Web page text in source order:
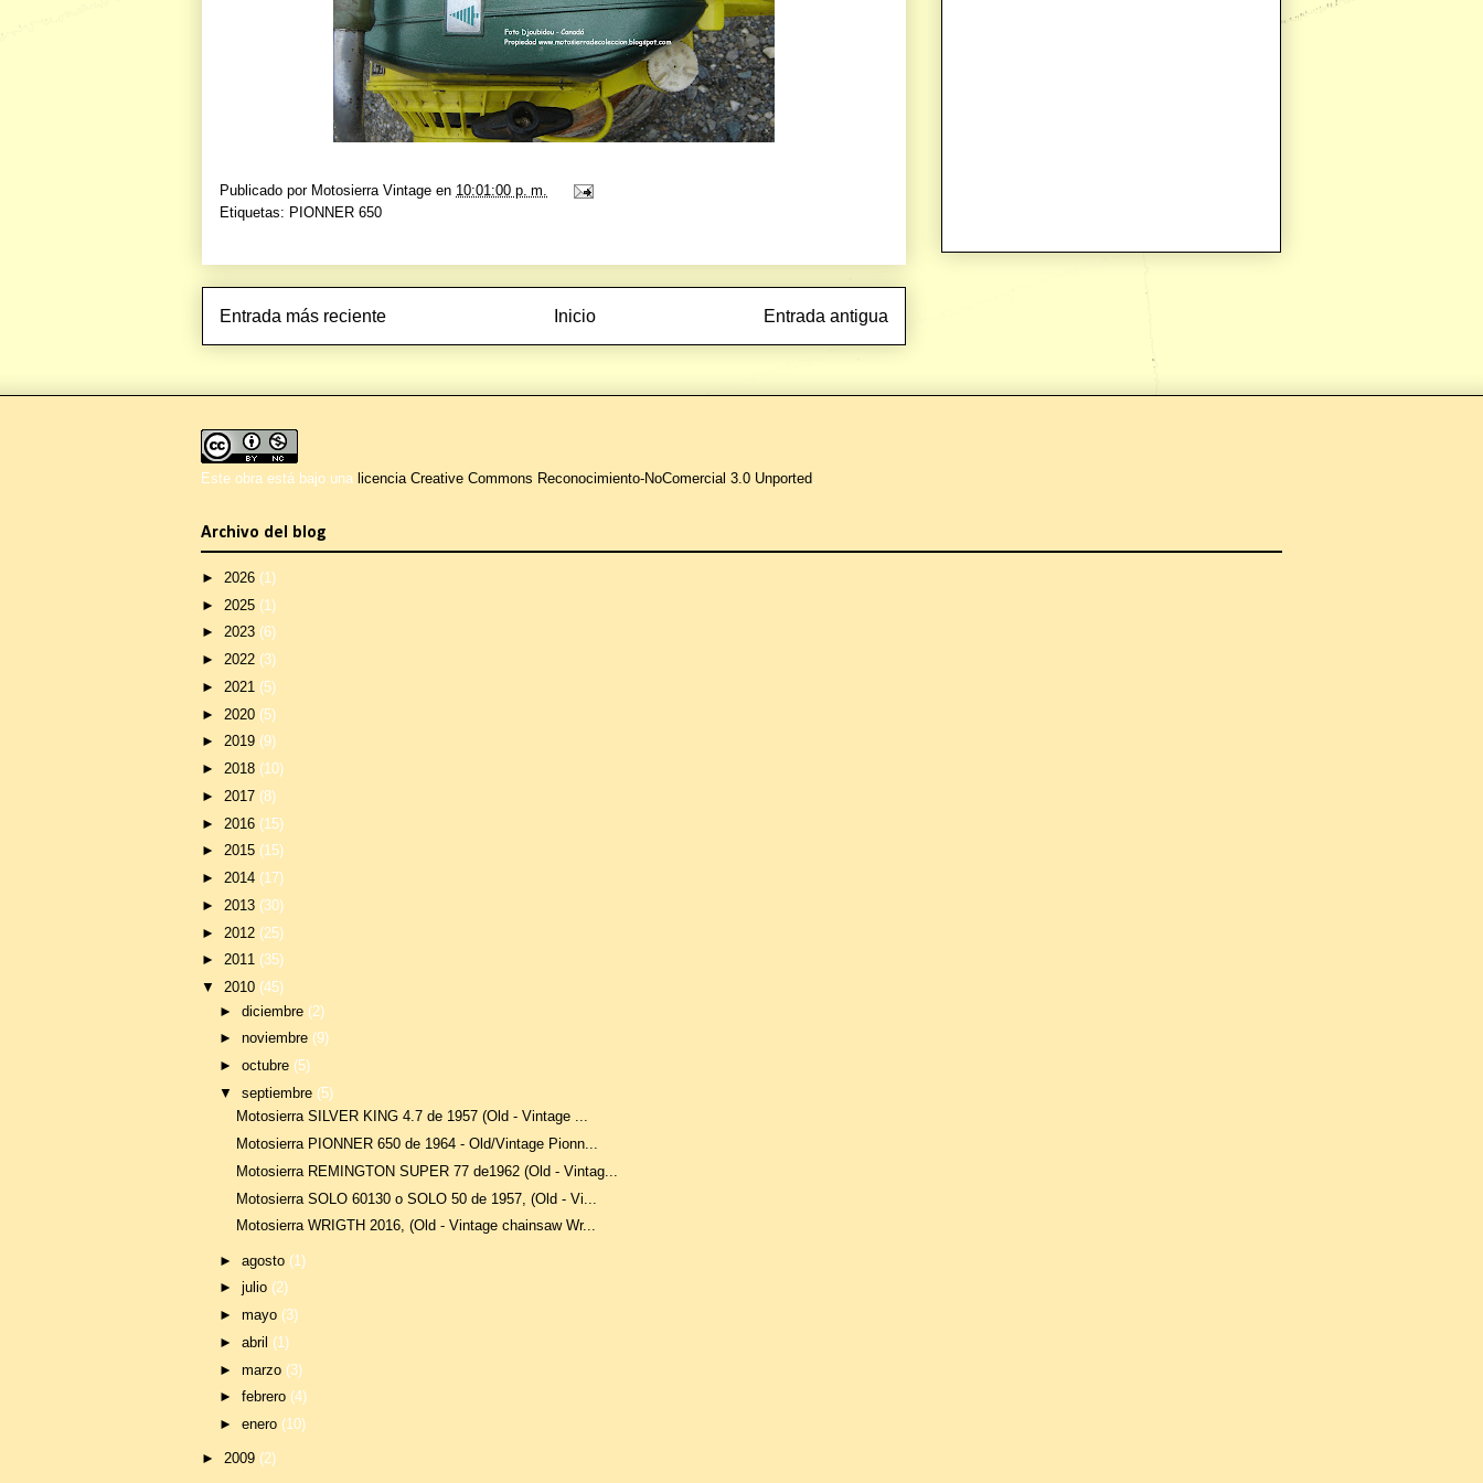
Publicado por Motosierra Vintage en 10:01:00 p. m.
Etiquetas: PIONNER 650
Entrada más reciente Entrada antigua
Inicio
Este obra está bajo una licencia Creative Commons Reconocimiento-NoComercial 3.0 Unported.
Archivo del blog
► 2026 (1)
► 2025 (1)
► 2023 (6)
► 2022 (3)
► 2021 (5)
► 2020 (5)
► 2019 (9)
► 2018 (10)
► 2017 (8)
► 2016 (15)
► 2015 (15)
► 2014 (17)
► 2013 (30)
► 2012 (25)
► 2011 (35)
▼ 2010 (45)
► diciembre (2)
► noviembre (9)
► octubre (5)
▼ septiembre (5)
Motosierra SILVER KING 4.7 de 1957 (Old - Vintage ...
Motosierra PIONNER 650 de 1964 - Old/Vintage Pionn...
Motosierra REMINGTON SUPER 77 de1962 (Old - Vintag...
Motosierra SOLO 60130 o SOLO 50 de 1957, (Old - Vi...
Motosierra WRIGTH 2016, (Old - Vintage chainsaw Wr...
► agosto (1)
► julio (2)
► mayo (3)
► abril (1)
► marzo (3)
► febrero (4)
► enero (10)
► 2009 (2)